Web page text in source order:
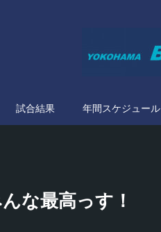
試合結果 年間スケジュール
な最高っす！